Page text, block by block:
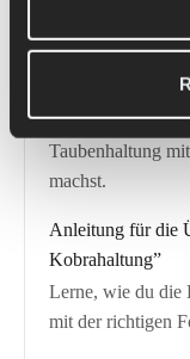
mit der richtigen
Übungstutorial:
Lerne, wie du
Taubenhaltung
machst.
Anleitung für die
Kobrahaltung”
Lerne, wie du die
mit der richtigen